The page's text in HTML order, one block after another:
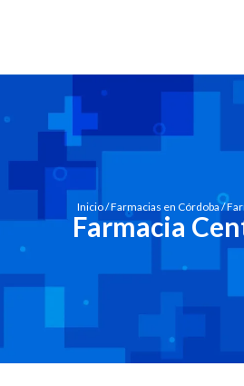
Inicio/Farmacias en Córdoba/
Farmacia